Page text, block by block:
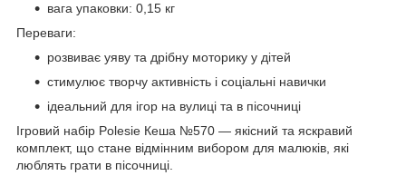
вага упаковки: 0,15 кг
Переваги:
розвиває уяву та дрібну моторику у дітей
стимулює творчу активність і соціальні навички
ідеальний для ігор на вулиці та в пісочниці
Ігровий набір Polesie Кеша №570 — якісний та яскравий
комплект, що стане відмінним вибором для малюків, які
люблять грати в пісочниці.